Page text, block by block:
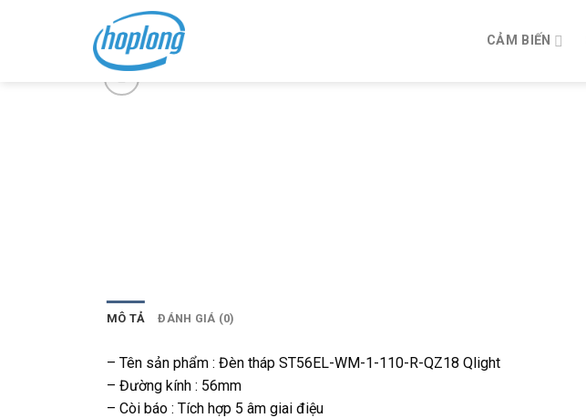
CẢM BIẾN
MÔ TẢ ĐÁNH GIÁ (0)
– Tên sản phẩm : Đèn tháp ST56EL-WM-1-110-R-QZ18 Qlight
– Đường kính : 56mm
– Còi báo : Tích hợp 5 âm giai điệu